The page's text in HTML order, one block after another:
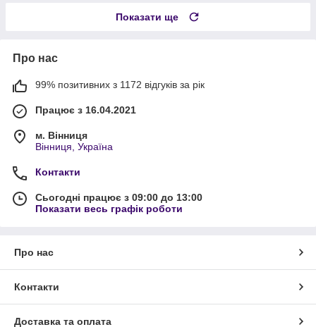
Показати ще
Про нас
99% позитивних з 1172 відгуків за рік
Працює з 16.04.2021
м. Вінниця
Вінниця, Україна
Контакти
Сьогодні працює з 09:00 до 13:00
Показати весь графік роботи
Про нас
Контакти
Доставка та оплата